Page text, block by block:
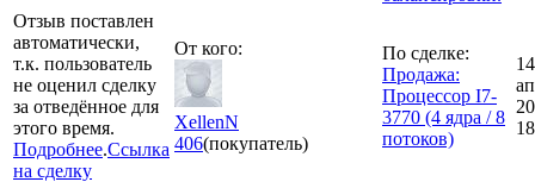
Отзыв поставлен
автоматически,
т.к. пользователь
не оценил сделку
за отведённое для
этого время.
Подробнее.Ссылка
на сделку
От кого:
XellenN
406(покупатель)
По сделке:
Продажа:
Процессор I7-
3770 (4 ядра / 8
потоков)
14